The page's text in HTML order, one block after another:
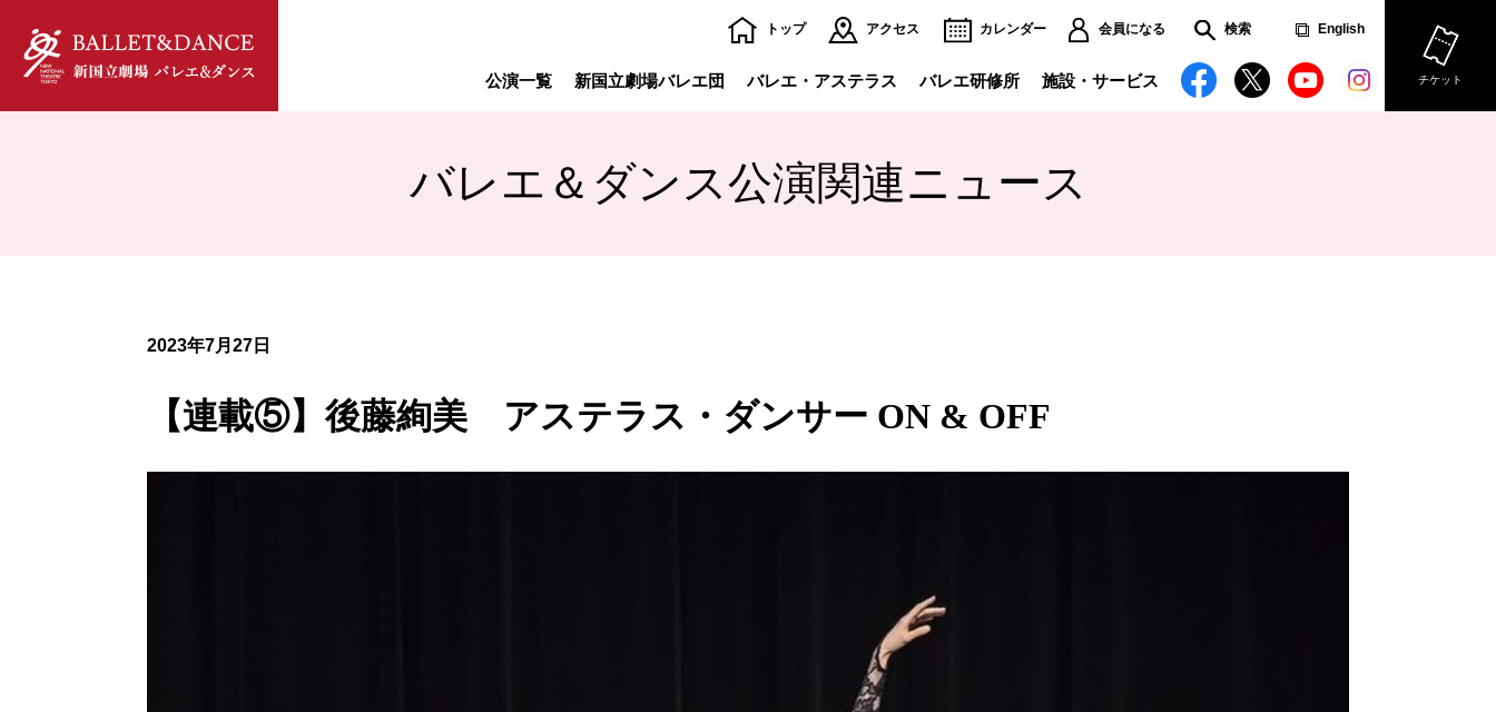
トップ アクセス カレンダー 会員になる 検索 English
チケット
チケット購入方法・割引 シーズンセット券
公演一覧 新国立劇場バレエ団
新国立劇場バレエ団について
バレエ・アステラス バレエ研修所 施設・サービス
小劇場
（座席表）
施設・サービスの
バックステージツアー 劇場使用のお申し込み
バレエ＆ダンス公演関連ニュース
2023年7月27日
【連載⑤】後藤絢美 アステラス・ダンサー ON & OFF